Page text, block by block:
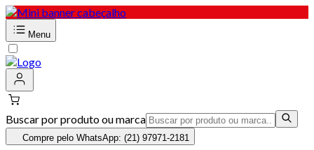
Menu
Buscar por produto ou marca
Compre pelo WhatsApp: (21) 97971-2181